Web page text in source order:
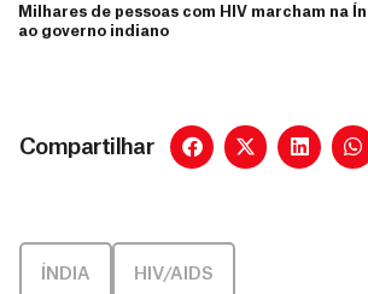
Milhares de pessoas com HIV marcham na
ao governo indiano
Compartilhar
ÍNDIA HIV/AIDS